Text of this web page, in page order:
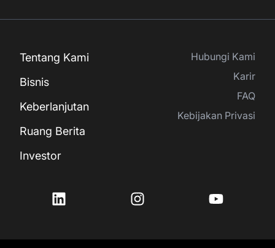
Tentang Kami
Bisnis
Keberlanjutan
Ruang Berita
Investor
Hubungi Kami
Karir
FAQ
Kebijakan Privasi